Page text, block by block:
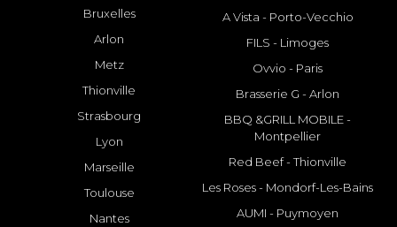
Bruxelles
Arlon
Metz
Thionville
Strasbourg
Lyon
Marseille
Toulouse
Nantes
A Vista - Porto-Vecchio
FILS - Limoges
Ovvio - Paris
Brasserie G - Arlon
BBQ &GRILL MOBILE -
Montpellier
Red Beef - Thionville
Les Roses - Mondorf-Les-Bains
AUMI - Puymoyen